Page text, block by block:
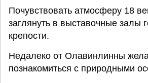
Почувствовать атмосферу 18
заглянуть в выставочные залы
крепости.
Недалеко от Олавинлинны
познакомиться с природными